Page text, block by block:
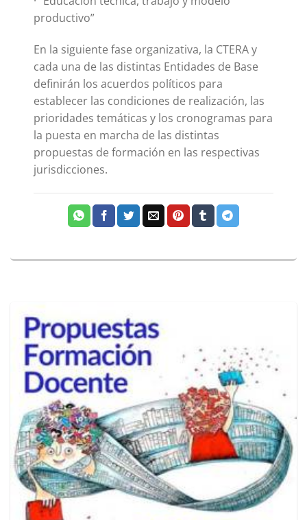
productivo”
En la siguiente fase organizativa, la CTERA y
cada una de las distintas Entidades de Base
definirán los acuerdos políticos para
establecer las condiciones de realización, las
prioridades temáticas y los cronogramas para
la puesta en marcha de las distintas
propuestas de formación en las respectivas
jurisdicciones.